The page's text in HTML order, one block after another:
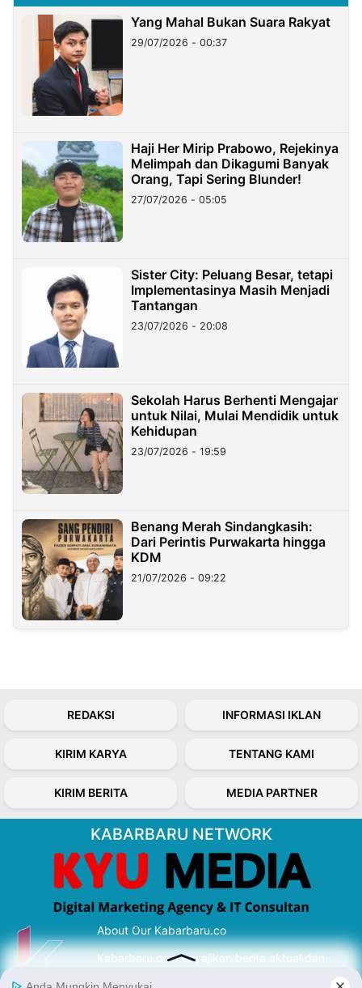
Yang Mahal Bukan Suara Rakyat
29/07/2026 - 00:37
Haji Her Mirip Prabowo, Rejekinya
Melimpah dan Dikagumi Banyak
Orang, Tapi Sering Blunder!
27/07/2026 - 05:05
Sister City: Peluang Besar, tetapi
Implementasinya Masih Menjadi
Tantangan
23/07/2026 - 20:08
Sekolah Harus Berhenti Mengajar
untuk Nilai, Mulai Mendidik untuk
Kehidupan
23/07/2026 - 19:59
Benang Merah Sindangkasih:
Dari Perintis Purwakarta hingga
KDM
21/07/2026 - 09:22
REDAKSI INFORMASI IKLAN
KIRIM KARYA TENTANG KAMI
KIRIM BERITA MEDIA PARTNER
KABARBARU NETWORK
About Our Kabarbaru.co
Kabarbaru.co menyajikan berita aktual dan